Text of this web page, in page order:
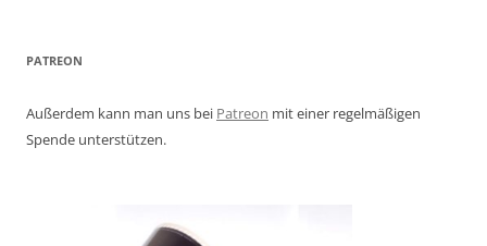
PATREON
Außerdem kann man uns bei Patreon mit einer regelmäßigen
Spende unterstützen.